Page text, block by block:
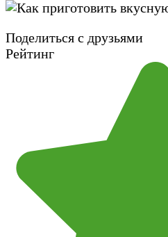
Поделиться с друзьями
Рейтинг